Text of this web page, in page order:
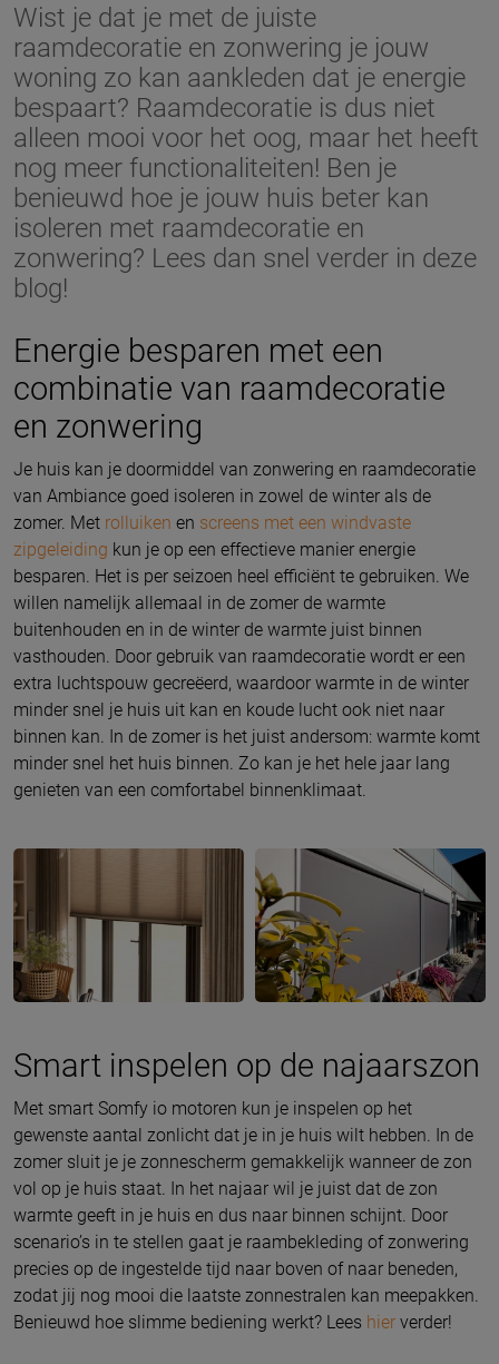
Wist je dat je met de juiste
raamdecoratie en zonwering je jouw
woning zo kan aankleden dat je energie
bespaart? Raamdecoratie is dus niet
alleen mooi voor het oog, maar het heeft
nog meer functionaliteiten! Ben je
benieuwd hoe je jouw huis beter kan
isoleren met raamdecoratie en
zonwering? Lees dan snel verder in deze
blog!
Energie besparen met een
combinatie van raamdecoratie
en zonwering
Je huis kan je doormiddel van zonwering en raamdecoratie
van Ambiance goed isoleren in zowel de winter als de
zomer. Met rolluiken en screens met een windvaste
zipgeleiding kun je op een effectieve manier energie
besparen. Het is per seizoen heel efficiënt te gebruiken. We
willen namelijk allemaal in de zomer de warmte
buitenhouden en in de winter de warmte juist binnen
vasthouden. Door gebruik van raamdecoratie wordt er een
extra luchtspouw gecreëerd, waardoor warmte in de winter
minder snel je huis uit kan en koude lucht ook niet naar
binnen kan. In de zomer is het juist andersom: warmte komt
minder snel het huis binnen. Zo kan je het hele jaar lang
genieten van een comfortabel binnenklimaat.
Smart inspelen op de najaarszon
Met smart Somfy io motoren kun je inspelen op het
gewenste aantal zonlicht dat je in je huis wilt hebben. In de
zomer sluit je je zonnescherm gemakkelijk wanneer de zon
vol op je huis staat. In het najaar wil je juist dat de zon
warmte geeft in je huis en dus naar binnen schijnt. Door
scenario’s in te stellen gaat je raambekleding of zonwering
precies op de ingestelde tijd naar boven of naar beneden,
zodat jij nog mooi die laatste zonnestralen kan meepakken.
Benieuwd hoe slimme bediening werkt? Lees hier verder!